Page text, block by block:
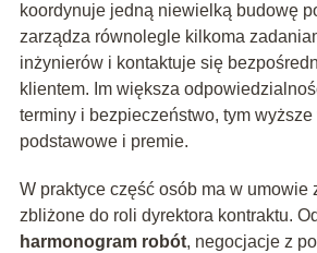
koordynuje jedną niewielką budowę
zarządza równolegle kilkoma
inżynierów i kontaktuje się
klientem. Im większa
terminy i bezpieczeństwo, tym
podstawowe i premie.
W praktyce część osób ma w umowie
zbliżone do roli dyrektora kontraktu.
harmonogram robót, negocjacje z